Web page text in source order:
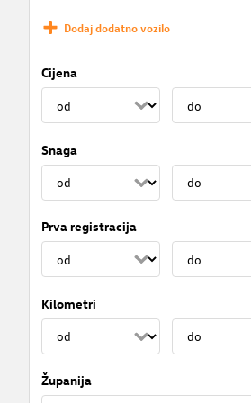
Dodaj dodatno vozilo
Cijena
Snaga
Prva registracija
Kilometri
Županija